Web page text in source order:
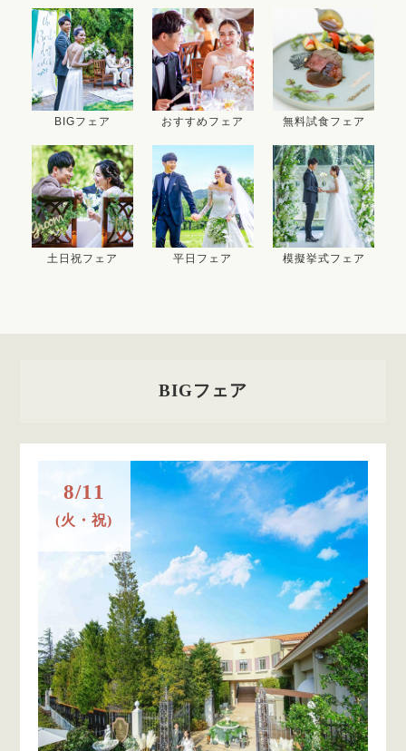
BIGフェア おすすめフェア 無料試食フェア
土日祝フェア 平日フェア 模擬挙式フェア
BIGフェア
8/11
(火・祝)